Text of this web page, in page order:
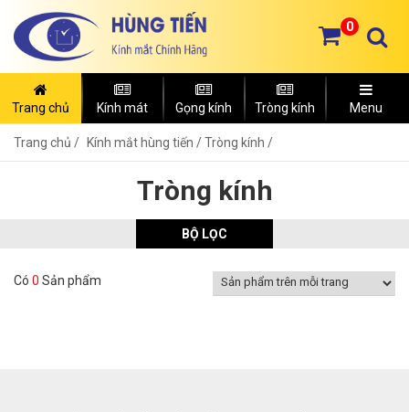
0
Trang chủ Kính mát Gọng kính Tròng kính Menu
Trang chủ Kính mắt hùng tiến /Tròng kính /
Tròng kính
BỘ LỌC
Có 0 Sản phẩm